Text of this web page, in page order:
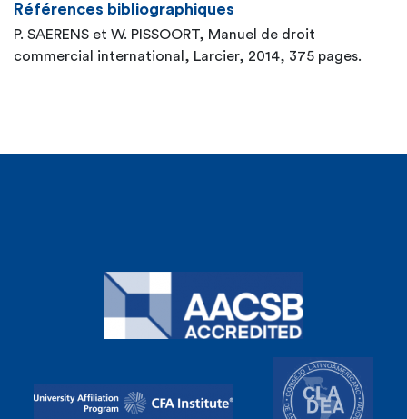
Références bibliographiques
P. SAERENS et W. PISSOORT, Manuel de droit
commercial international, Larcier, 2014, 375 pages.